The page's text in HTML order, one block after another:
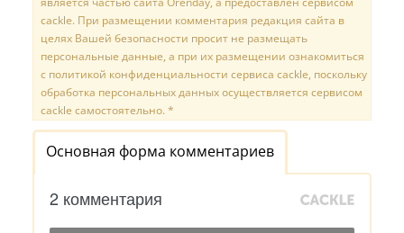
cackle. При размещении комментария редакция сайта в
целях Вашей безопасности просит не размещать
персональные данные, а при их размещении ознакомиться
с политикой конфиденциальности сервиса cackle, поскольку
обработка персональных данных осуществляется сервисом
cackle самостоятельно. *
Основная форма комментариев
2 комментария